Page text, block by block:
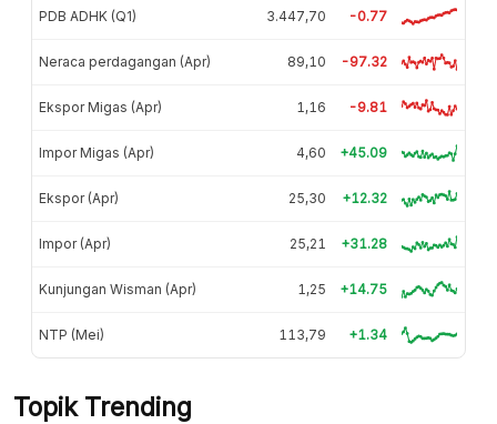
PDB ADHK (Q1) 3.447,70 -0.77
Neraca perdagangan (Apr) 89,10 -97.32
Ekspor Migas (Apr) 1,16 -9.81
Impor Migas (Apr) 4,60 +45.09
Ekspor (Apr) 25,30 +12.32
Impor (Apr) 25,21 +31.28
Kunjungan Wisman (Apr) 1,25 +14.75
NTP (Mei) 113,79 +1.34
Topik Trending